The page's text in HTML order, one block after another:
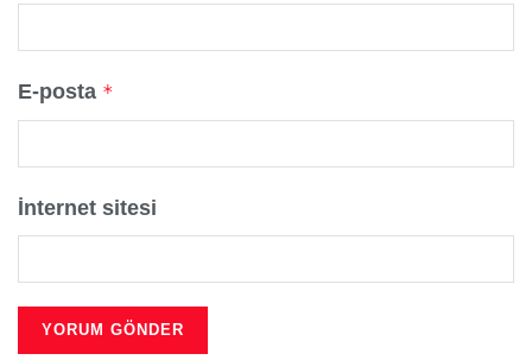
E-posta *
İnternet sitesi